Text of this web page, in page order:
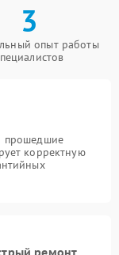
3
опыт работы
прошедшие
корректную
ремонт